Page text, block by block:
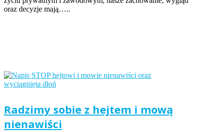
oraz decyzje mają…..
Radzimy sobie z hejtem i mową
nienawiści